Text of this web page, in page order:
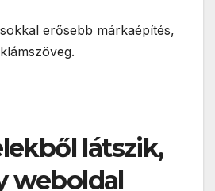
erősebb márkaépítés,
látszik,
weboldal